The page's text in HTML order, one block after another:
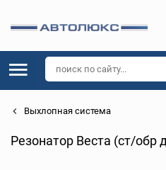
Выхлопная система
Резонатор Веста (ст/обр